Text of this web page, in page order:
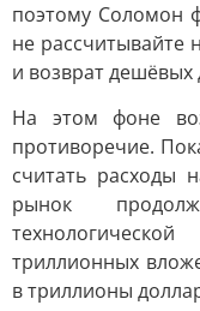
поэтому Соломон
не рассчитывайте
и возврат дешёвых
На этом фоне
противоречие.
считать расходы
рынок
триллионных
в триллионы